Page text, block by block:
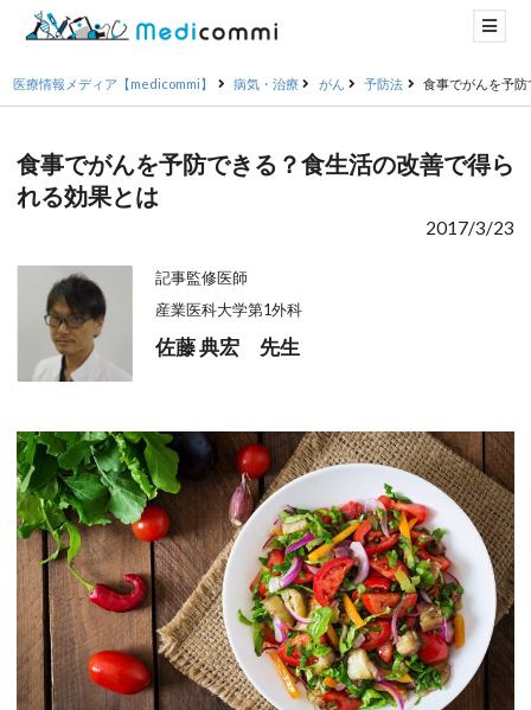
医療情報メディア【medicommi】 病気・治療 がん 予防法 食事でがんを予
食事でがんを予防できる？食生活の改善で得ら
れる効果とは
2017/3/23
記事監修医師
産業医科大学第1外科
佐藤 典宏 先生